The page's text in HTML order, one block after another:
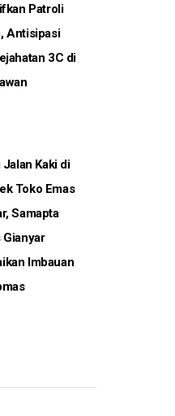
Patroli
Antisipasi
3C di
Kaki di
Toko Emas
Samapta
Gianyar
Imbauan